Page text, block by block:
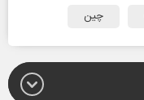
چین